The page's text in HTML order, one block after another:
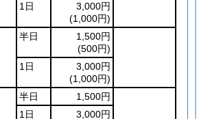
1日
3,000円
(1,000円)
半日
1,500円
(500円)
1日
3,000円
(1,000円)
半日
1,500円
1日
3,000円